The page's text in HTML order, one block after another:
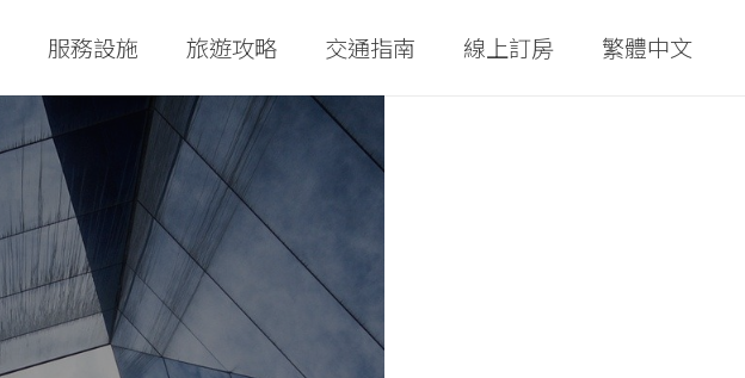
服務設施 旅遊攻略 交通指南 線上訂房 繁體中文